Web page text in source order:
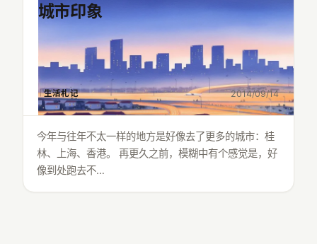
城市印象
生活札记 2014/09/14
今年与往年不太一样的地方是好像去了更多的城市：桂
林、上海、香港。 再更久之前，模糊中有个感觉是，好
像到处跑去不…